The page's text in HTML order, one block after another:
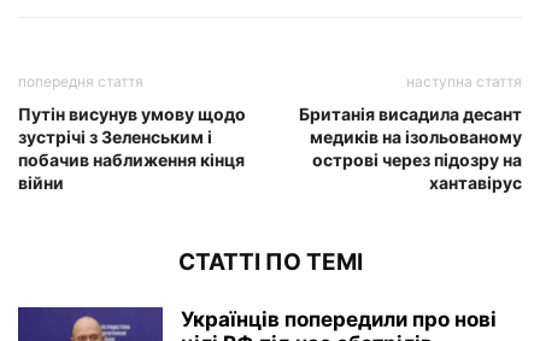
попередня стаття
Путін висунув умову щодо
зустрічі з Зеленським і
побачив наближення кінця
війни
наступна стаття
Британія висадила десант
медиків на ізольованому
острові через підозру на
хантавірус
СТАТТІ ПО ТЕМІ
Українців попередили про нові